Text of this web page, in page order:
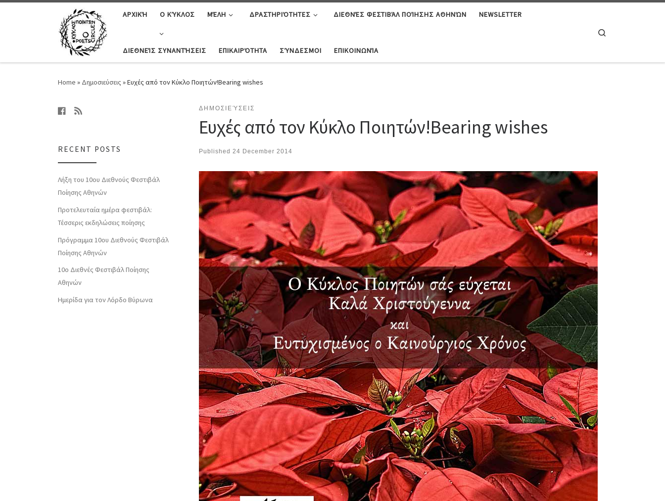
ΑΡΧΙΚΉ Ο ΚΎΚΛΟΣ ΜΈΛΗ ΔΡΑΣΤΗΡΙΌΤΗΤΕΣ ΔΙΕΘΝΈΣ ΦΕΣΤΙΒΆΛ ΠΟΊΗΣΗΣ ΑΘΗΝΏΝ NEWSLETTER
ΔΙΕΘΝΕΊΣ ΣΥΝΑΝΤΉΣΕΙΣ ΕΠΙΚΑΙΡΌΤΗΤΑ ΣΎΝΔΕΣΜΟΙ ΕΠΙΚΟΙΝΩΝΊΑ
Home » Δημοσιεύσεις »Ευχές από τον Κύκλο Ποιητών!Bearing wishes
ΔΗΜΟΣΙΕΎΣΕΙΣ
Ευχές από τον Κύκλο Ποιητών!Bearing wishes
Published 24 December 2014
RECENT POSTS
Λήξη του 10ου Διεθνούς Φεστιβάλ
Ποίησης Αθηνών
Προτελευταία ημέρα φεστιβάλ:
Τέσσερις εκδηλώσεις ποίησης
Πρόγραμμα 10ου Διεθνούς Φεστιβάλ
Ποίησης Αθηνών
10o Διεθνές Φεστιβάλ Ποίησης
Αθηνών
Ημερίδα για τον Λόρδο Βύρωνα